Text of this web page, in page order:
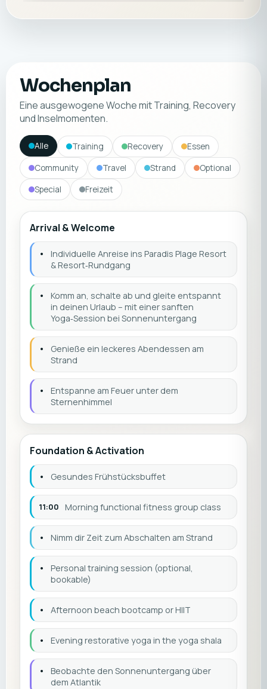
Wochenplan
Eine ausgewogene Woche mit Training, Recovery
und Inselmomenten.
Alle Training Recovery
Essen
Community
Travel Strand
Optional
Special
Freizeit
Arrival & Welcome
•
Individuelle Anreise ins Paradis Plage Resort
& Resort‑Rundgang
•
Komm an, schalte ab und gleite entspannt
in deinen Urlaub – mit einer sanften
Yoga‑Session bei Sonnenuntergang
•
Genieße ein leckeres Abendessen am
Strand
•
Entspanne am Feuer unter dem
Sternenhimmel
Foundation & Activation
• Gesundes Frühstücksbuffet
11:00 Morning functional fitness group class
• Nimm dir Zeit zum Abschalten am Strand
•
Personal training session (optional,
bookable)
• Afternoon beach bootcamp or HIIT
• Evening restorative yoga in the yoga shala
•
Beobachte den Sonnenuntergang über
dem Atlantik